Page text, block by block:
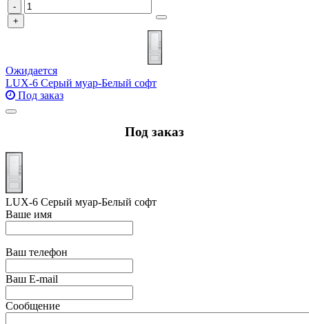
-
+
Ожидается
LUX-6 Серый муар-Белый софт
Под заказ
Под заказ
LUX-6 Серый муар-Белый софт
Ваше имя
Ваш телефон
Ваш E-mail
Сообщение